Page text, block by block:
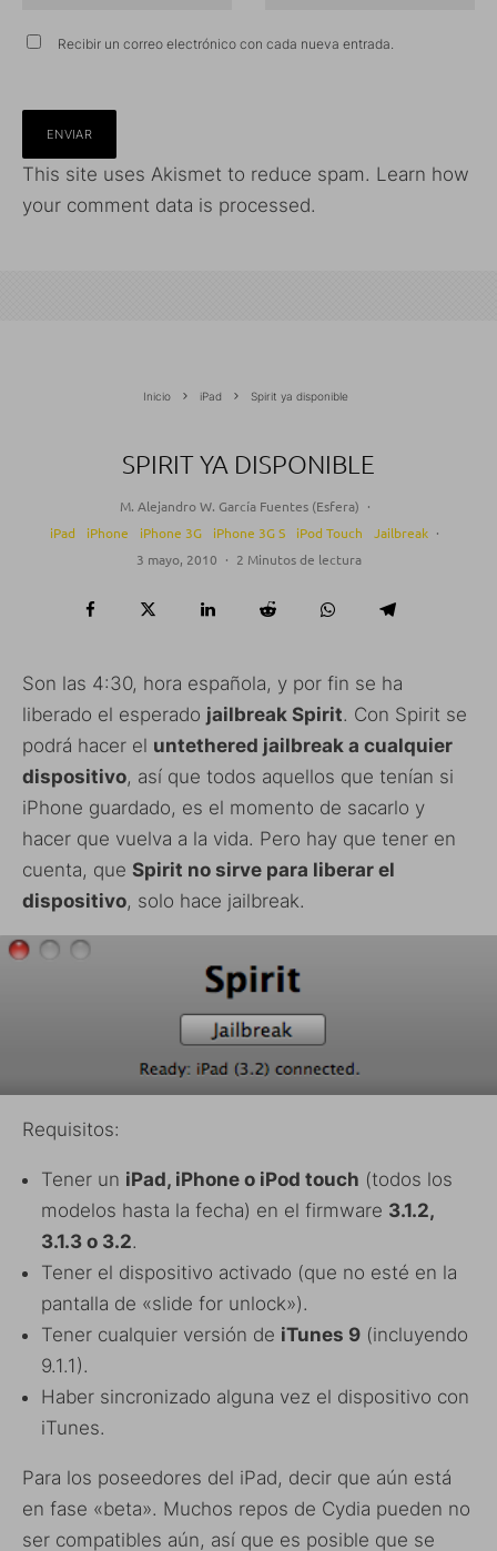
Recibir un correo electrónico con cada nueva entrada.
This site uses Akismet to reduce spam. Learn how
your comment data is processed.
Inicio iPad Spirit ya disponible
SPIRIT YA DISPONIBLE
M. Alejandro W. García Fuentes (Esfera) ·
iPad
iPhone iPhone 3G iPhone 3G S iPod Touch Jailbreak ·
3 mayo, 2010 · 2 Minutos de lectura
Son las 4:30, hora española, y por fin se ha
liberado el esperado jailbreak Spirit. Con Spirit se
podrá hacer el untethered jailbreak a cualquier
dispositivo, así que todos aquellos que tenían si
iPhone guardado, es el momento de sacarlo y
hacer que vuelva a la vida. Pero hay que tener en
cuenta, que Spirit no sirve para liberar el
dispositivo, solo hace jailbreak.
Requisitos:
Tener un iPad, iPhone o iPod touch (todos los
modelos hasta la fecha) en el firmware 3.1.2,
3.1.3 o 3.2.
Tener el dispositivo activado (que no esté en la
pantalla de «slide for unlock»).
Tener cualquier versión de iTunes 9 (incluyendo
9.1.1).
Haber sincronizado alguna vez el dispositivo con
iTunes.
Para los poseedores del iPad, decir que aún está
en fase «beta». Muchos repos de Cydia pueden no
ser compatibles aún, así que es posible que se